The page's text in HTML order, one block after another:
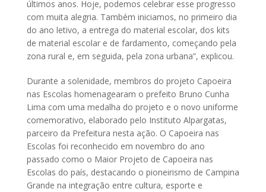
últimos anos. Hoje, podemos celebrar esse progresso
com muita alegria. Também iniciamos, no primeiro dia
do ano letivo, a entrega do material escolar, dos kits
de material escolar e de fardamento, começando pela
zona rural e, em seguida, pela zona urbana”, explicou.
Durante a solenidade, membros do projeto Capoeira
nas Escolas homenagearam o prefeito Bruno Cunha
Lima com uma medalha do projeto e o novo uniforme
comemorativo, elaborado pelo Instituto Alpargatas,
parceiro da Prefeitura nesta ação. O Capoeira nas
Escolas foi reconhecido em novembro do ano
passado como o Maior Projeto de Capoeira nas
Escolas do país, destacando o pioneirismo de Campina
Grande na integração entre cultura, esporte e